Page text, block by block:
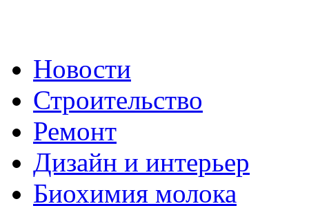
Новости
Строительство
Ремонт
Дизайн и интерьер
Биохимия молока